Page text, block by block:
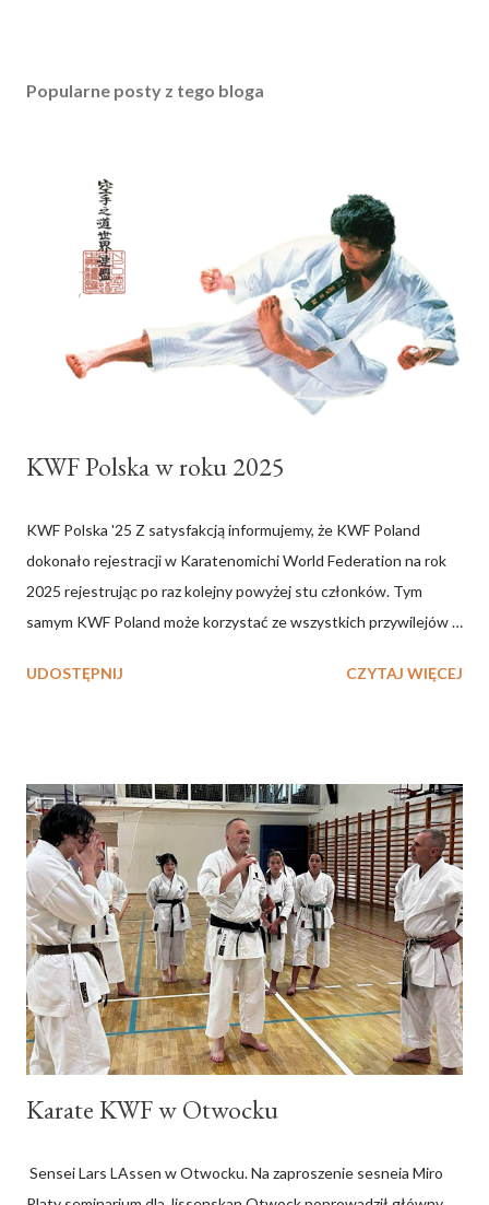
Popularne posty z tego bloga
KWF Polska w roku 2025
KWF Polska '25 Z satysfakcją informujemy, że KWF Poland
dokonało rejestracji w Karatenomichi World Federation na rok
2025 rejestrując po raz kolejny powyżej stu członków. Tym
samym KWF Poland może korzystać ze wszystkich przywilejów
rozpoczynamy oficjalny 11 rok działalności przedstawicielstwa
UDOSTĘPNIJ CZYTAJ WIĘCEJ
Karate KWF w Otwocku
Sensei Lars LAssen w Otwocku. Na zaproszenie sesneia Miro